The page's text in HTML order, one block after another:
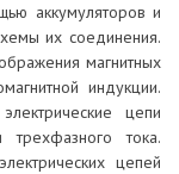
аккумуляторов и
их соединения.
магнитных
индукции.
цепи
тока.
цепей